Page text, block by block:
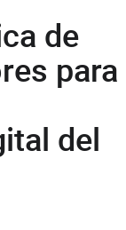
de
para
del